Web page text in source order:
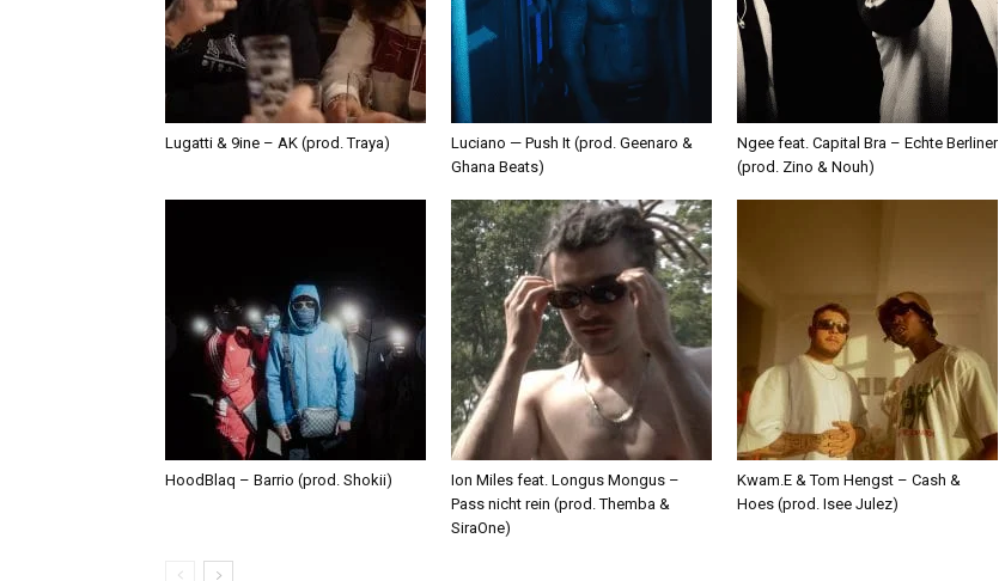
Lugatti & 9ine – AK (prod. Traya)
Luciano — Push It (prod. Geenaro &
Ghana Beats)
Ngee feat. Capital Bra – Echte Berliner
(prod. Zino & Nouh)
HoodBlaq – Barrio (prod. Shokii)
Ion Miles feat. Longus Mongus –
Pass nicht rein (prod. Themba &
SiraOne)
Kwam.E & Tom Hengst – Cash &
Hoes (prod. Isee Julez)